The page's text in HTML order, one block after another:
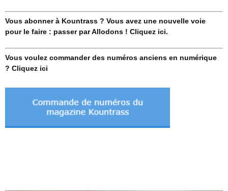
Vous abonner à Kountrass ? Vous avez une nouvelle voie
pour le faire : passer par Allodons ! Cliquez ici.
Vous voulez commander des numéros anciens en numérique
? Cliquez ici